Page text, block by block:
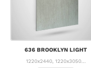
636 BROOKLYN LIGHT
1220x2440, 1220x3050...